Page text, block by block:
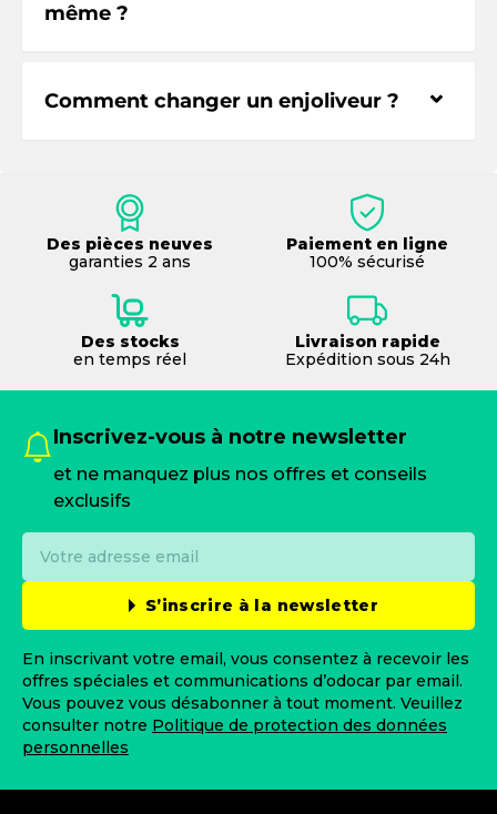
même ?
Comment changer un enjoliveur ? ⌃
Des pièces neuves
garanties 2 ans
Paiement en ligne
100% sécurisé
Des stocks
en temps réel
Livraison rapide
Expédition sous 24h
Inscrivez-vous à notre newsletter
et ne manquez plus nos offres et conseils
exclusifs
S’inscrire à la newsletter
En inscrivant votre email, vous consentez à recevoir les
offres spéciales et communications d’odocar par email.
Vous pouvez vous désabonner à tout moment. Veuillez
consulter notre Politique de protection des données
personnelles